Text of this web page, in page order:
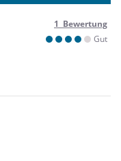
1 Bewertung
Gut